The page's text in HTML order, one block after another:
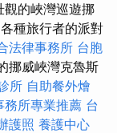
觀的峽灣巡遊挪
種旅行者的派對
法律事務所 台胞
挪威峽灣克魯斯
所 自助餐外燴
務所專業推薦 台
護照 養護中心